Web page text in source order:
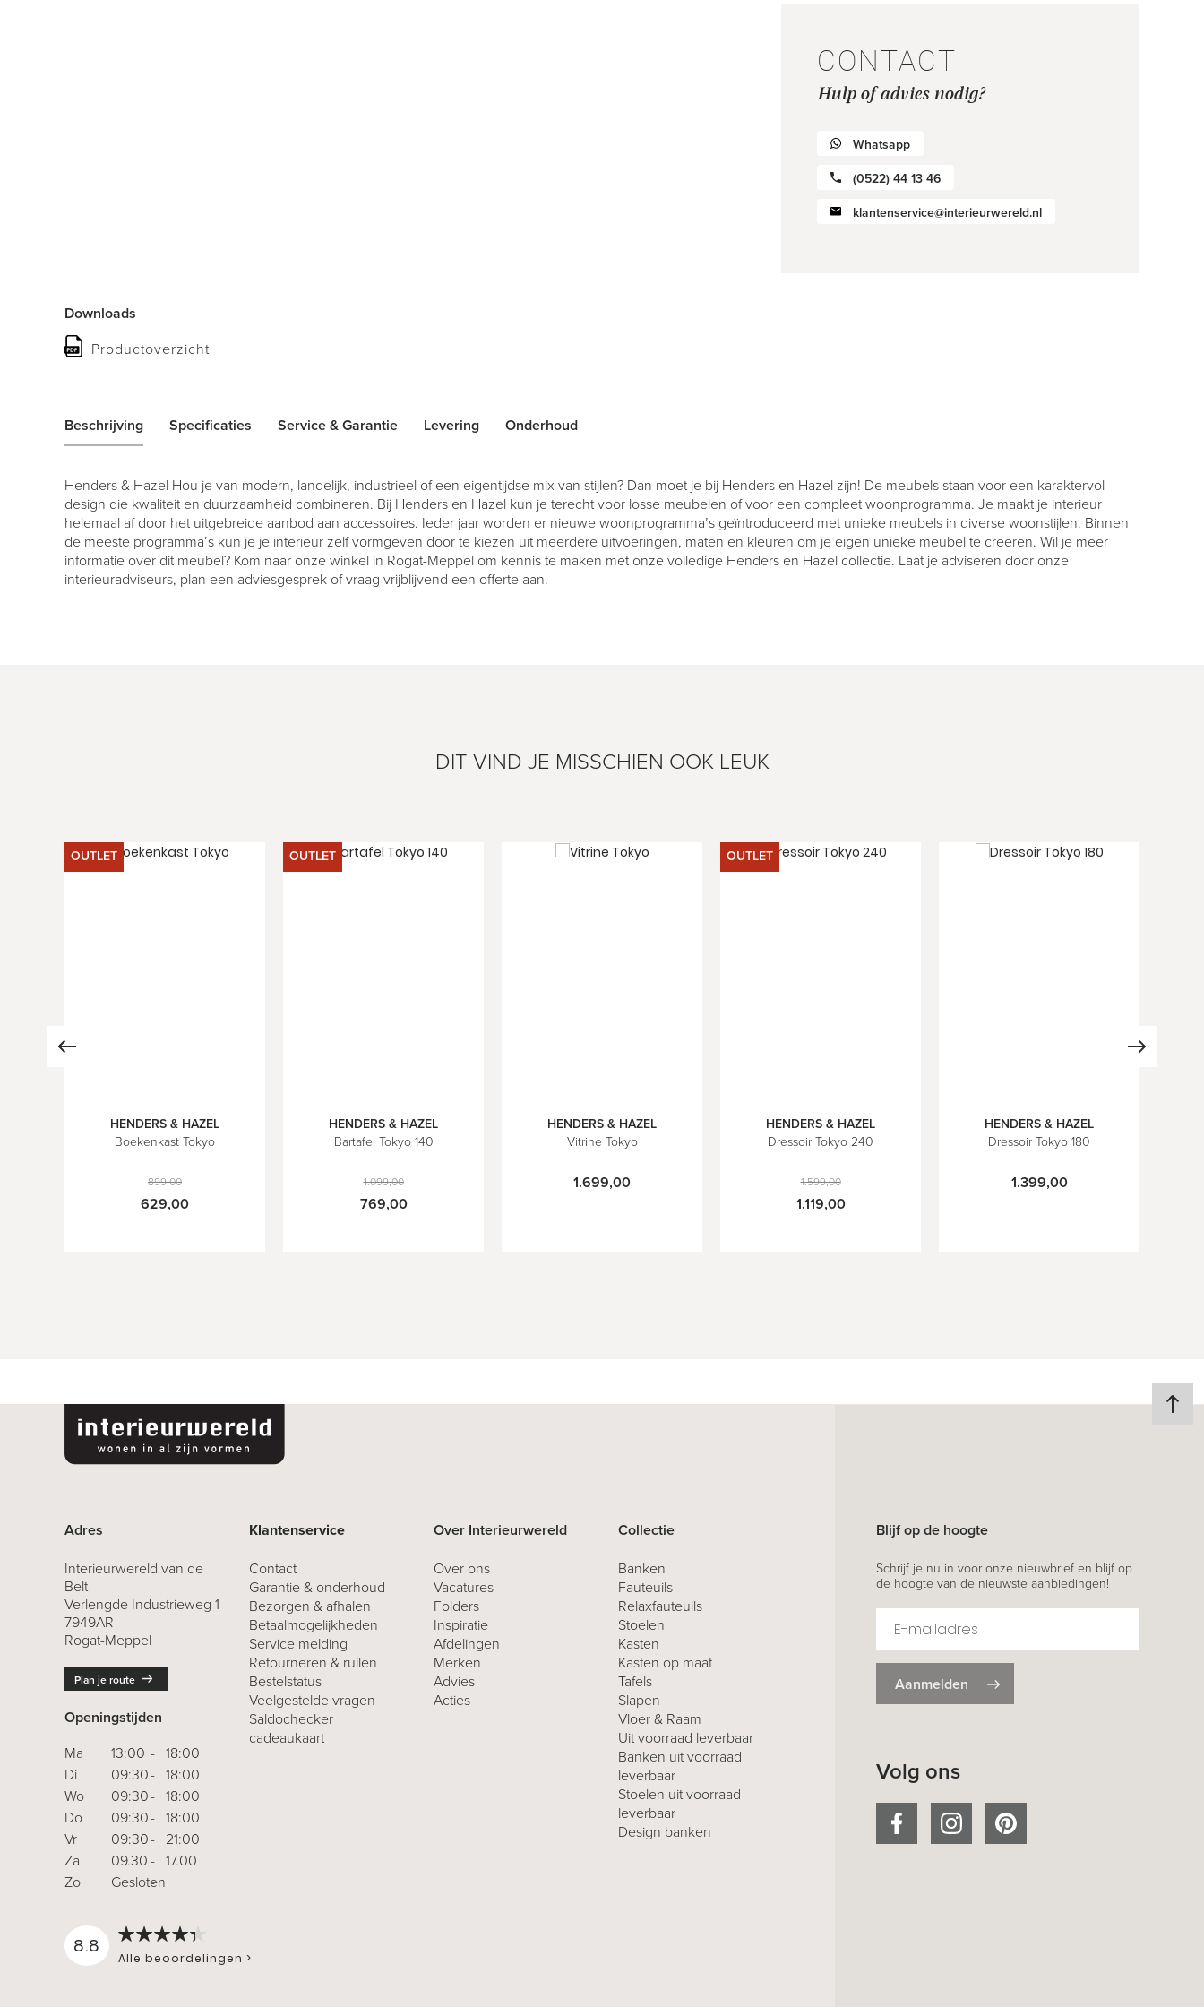
CONTACT
Hulp of advies nodig?
Whatsapp
(0522) 44 13 46
klantenservice@interieurwereld.nl
Downloads
Productoverzicht
Beschrijving
Henders & Hazel Hou je van modern, landelijk, industrieel of een eigentijdse mix van stijlen? Dan moet je bij Henders en Hazel zijn! De meubels staan voor een karaktervol
design die kwaliteit en duurzaamheid combineren. Bij Henders en Hazel kun je terecht voor losse meubelen of voor een compleet woonprogramma. Je maakt je interieur
helemaal af door het uitgebreide aanbod aan accessoires. Ieder jaar worden er nieuwe woonprogramma’s geïntroduceerd met unieke meubels in diverse woonstijlen. Binnen
de meeste programma’s kun je je interieur zelf vormgeven door te kiezen uit meerdere uitvoeringen, maten en kleuren om je eigen unieke meubel te creëren. Wil je meer
informatie over dit meubel? Kom naar onze winkel in Rogat-Meppel om kennis te maken met onze volledige Henders en Hazel collectie. Laat je adviseren door onze
interieuradviseurs, plan een adviesgesprek of vraag vrijblijvend een offerte aan.
Specificaties Service & Garantie Levering Onderhoud
DIT VIND JE MISSCHIEN OOK LEUK
OUTLET
HENDERS & HAZEL
Boekenkast Tokyo
899,00
629,00
OUTLET
HENDERS & HAZEL
Bartafel Tokyo 140
1.099,00
769,00
HENDERS & HAZEL
Vitrine Tokyo
1.699,00
OUTLET
HENDERS & HAZEL
Dressoir Tokyo 240
1.599,00
1.119,00
HENDERS & HAZEL
Dressoir Tokyo 180
1.399,00
Adres
Interieurwereld van de
Belt
Verlengde Industrieweg 1
7949AR
Rogat-Meppel
Plan je route
Openingstijden
Ma
Di
Wo
Do
Vr
Za
Zo
13:00 - 18:00
09:30- 18:00
09:30- 18:00
09:30- 18:00
09:30-
21:00
09.30- 17.00
Gesloten
-
Klantenservice
Contact
Garantie & onderhoud
Bezorgen & afhalen
Betaalmogelijkheden
Service melding
Retourneren & ruilen
Bestelstatus
Veelgestelde vragen
Saldochecker
cadeaukaart
Over Interieurwereld
Over ons
Vacatures
Folders
Inspiratie
Afdelingen
Merken
Advies
Acties
Collectie
Banken
Fauteuils
Relaxfauteuils
Stoelen
Kasten
Kasten op maat
Tafels
Slapen
Vloer & Raam
Uit voorraad leverbaar
Banken uit voorraad
leverbaar
Stoelen uit voorraad
leverbaar
Design banken
8.8
Alle beoordelingen >
Blijf op de hoogte
Schrijf je nu in voor onze nieuwbrief en blijf op
de hoogte van de nieuwste aanbiedingen!
Aanmelden
Volg ons